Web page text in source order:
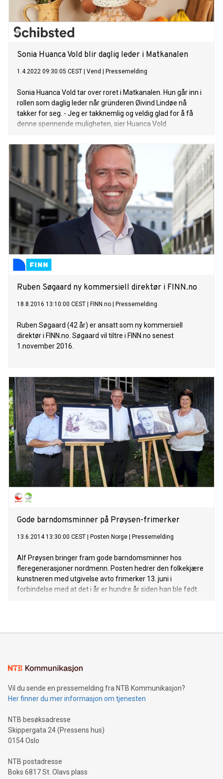
Sonia Huanca Vold blir daglig leder i Matkanalen
1.4.2022 09:30:05 CEST Vend Pressemelding
Sonia Huanca Vold tar over roret i Matkanalen. Hun går inn i
rollen som daglig leder når gründeren Øivind Lindøe nå
takker for seg. - Jeg er takknemlig og veldig glad for å få
denne spennende muligheten, sier Huanca Vold.
Ruben Søgaard ny kommersiell direktør i FINN.no
18.8.2016 13:10:00 CEST FINN.no Pressemelding
Ruben Søgaard (42 år) er ansatt som ny kommersiell
direktør i FINN.no. Søgaard vil tiltre i FINN.no senest
1.november 2016.
Gode barndomsminner på Prøysen-frimerker
13.6.2014 13:30:00 CEST Posten Norge Pressemelding
Alf Prøysen bringer fram gode barndomsminner hos
fleregenerasjoner nordmenn. Posten hedrer den folkekjære
kunstneren med utgivelse avto frimerker 13. juni i
forbindelse med at det i år er hundre år siden han ble født.
Vil du sende en pressemelding fra NTB Kommunikasjon?
Her finner du mer informasjon om tjenesten
NTB besøksadresse
Skippergata 24 (Pressens hus)
0154 Oslo
NTB postadresse
Boks 6817 St. Olavs plass